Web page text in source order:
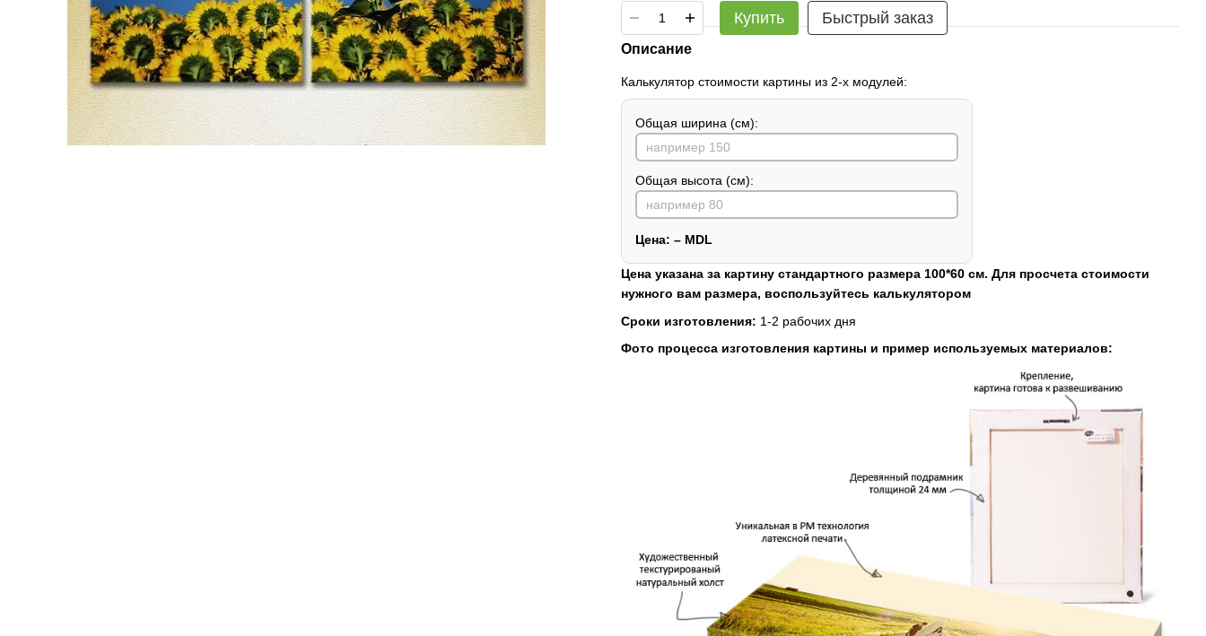
Купить Быстрый заказ
Описание
Калькулятор стоимости картины из 2-х модулей:
Общая ширина (см):
Общая высота (см):
Цена: – MDL
Цена указана за картину стандартного размера 100*60 см. Для просчета стоимости
нужного вам размера, воспользуйтесь калькулятором
Сроки изготовления: 1-2 рабочих дня
Фото процесса изготовления картины и пример используемых материалов: